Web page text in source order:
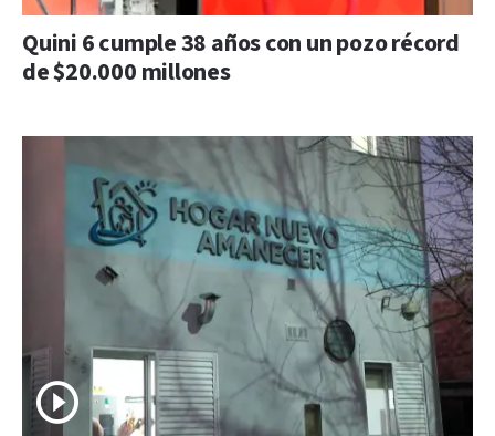
Quini 6 cumple 38 años con un pozo récord
de $20.000 millones